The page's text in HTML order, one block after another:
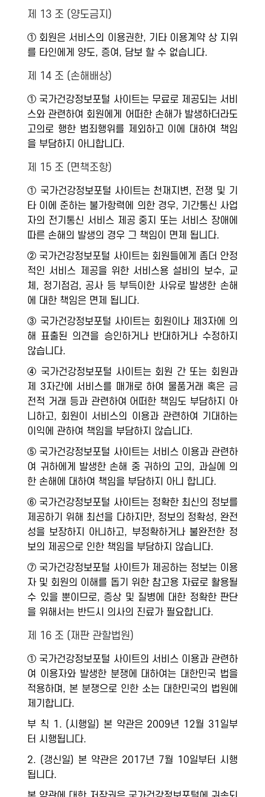
제 13 조 (양도금지)
① 회원은 서비스의 이용권한, 기타 이용계약 상 지위
를 타인에게 양도, 증여, 담보 할 수 없습니다.
제 14 조 (손해배상)
① 국가건강정보포털 사이트는 무료로 제공되는 서비
스와 관련하여 회원에게 어떠한 손해가 발생하더라도
고의로 행한 범죄행위를 제외하고 이에 대하여 책임
을 부담하지 아니합니다.
제 15 조 (면책조항)
① 국가건강정보포털 사이트는 천재지변, 전쟁 및 기
타 이에 준하는 불가항력에 의한 경우, 기간통신 사업
자의 전기통신 서비스 제공 중지 또는 서비스 장애에
따른 손해의 발생의 경우 그 책임이 면제 됩니다.
② 국가건강정보포털 사이트는 회원들에게 좀더 안정
적인 서비스 제공을 위한 서비스용 설비의 보수, 교
체, 정기점검, 공사 등 부득이한 사유로 발생한 손해
에 대한 책임은 면제 됩니다.
③ 국가건강정보포털 사이트는 회원이나 제3자에 의
해 표출된 의견을 승인하거나 반대하거나 수정하지
않습니다.
④ 국가건강정보포털 사이트는 회원 간 또는 회원과
제 3자간에 서비스를 매개로 하여 물품거래 혹은 금
전적 거래 등과 관련하여 어떠한 책임도 부담하지 아
니하고, 회원이 서비스의 이용과 관련하여 기대하는
이익에 관하여 책임을 부담하지 않습니다.
⑤ 국가건강정보포털 사이트는 서비스 이용과 관련하
여 귀하에게 발생한 손해 중 귀하의 고의, 과실에 의
한 손해에 대하여 책임을 부담하지 아니 합니다.
⑥ 국가건강정보포털 사이트는 정확한 최신의 정보를
제공하기 위해 최선을 다하지만, 정보의 정확성, 완전
성을 보장하지 아니하고, 부정확하거나 불완전한 정
보의 제공으로 인한 책임을 부담하지 않습니다.
⑦ 국가건강정보포털 사이트가 제공하는 정보는 이용
자 및 회원의 이해를 돕기 위한 참고용 자료로 활용될
수 있을 뿐이므로, 증상 및 질병에 대한 정확한 판단
을 위해서는 반드시 의사의 진료가 필요합니다.
제 16 조 (재판 관할법원)
① 국가건강정보포털 사이트의 서비스 이용과 관련하
여 이용자와 발생한 분쟁에 대하여는 대한민국 법을
적용하며, 본 분쟁으로 인한 소는 대한민국의 법원에
제기합니다.
부 칙 1. (시행일) 본 약관은 2009년 12월 31일부
터 시행됩니다.
2. (갱신일) 본 약관은 2017년 7월 10일부터 시행
됩니다.